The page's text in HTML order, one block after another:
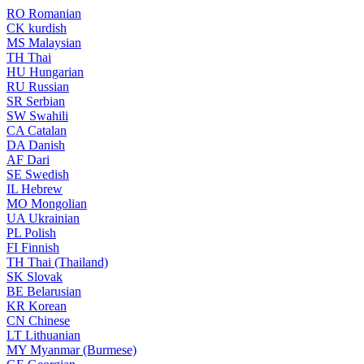
RO Romanian
CK kurdish
MS Malaysian
TH Thai
HU Hungarian
RU Russian
SR Serbian
SW Swahili
CA Catalan
DA Danish
AF Dari
SE Swedish
IL Hebrew
MO Mongolian
UA Ukrainian
PL Polish
FI Finnish
TH Thai (Thailand)
SK Slovak
BE Belarusian
KR Korean
CN Chinese
LT Lithuanian
MY Myanmar (Burmese)